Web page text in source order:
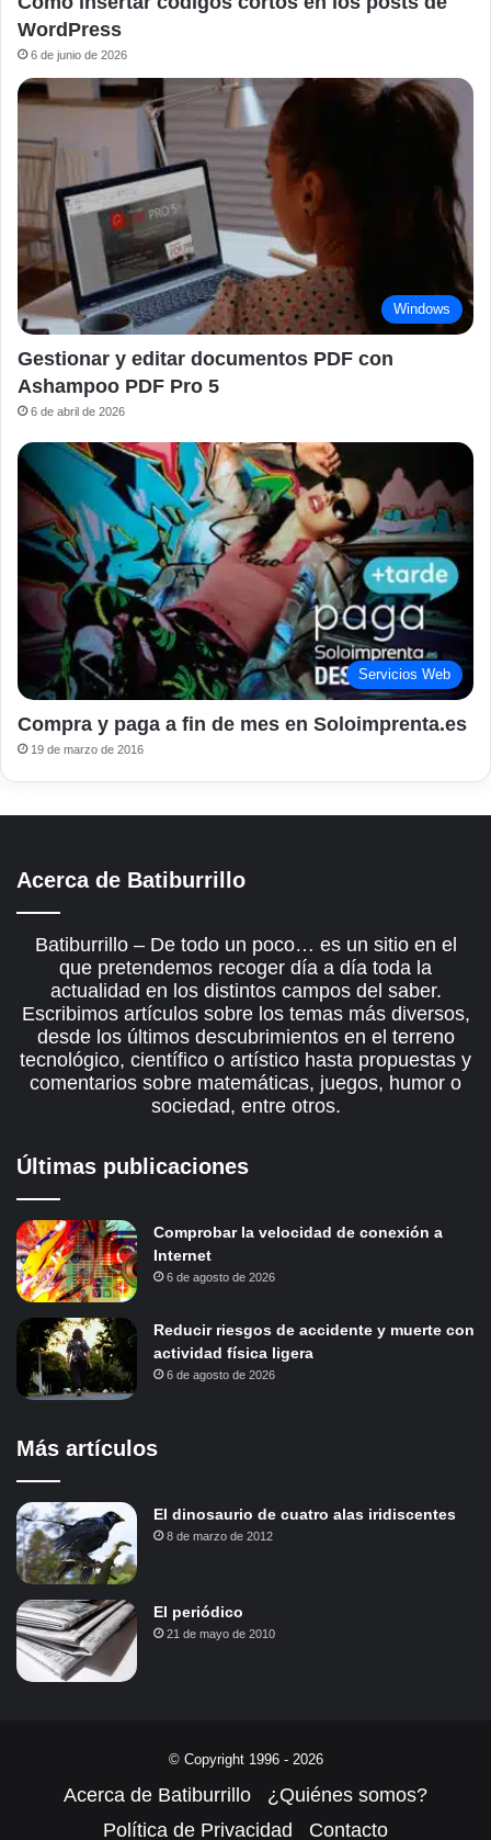
WordPress
6 de junio de 2026
Windows
Gestionar y editar documentos PDF con
Ashampoo PDF Pro 5
6 de abril de 2026
Servicios Web
Compra y paga a fin de mes en Soloimprenta.es
19 de marzo de 2016
Acerca de Batiburrillo
Batiburrillo – De todo un poco… es un sitio en el
que pretendemos recoger día a día toda la
actualidad en los distintos campos del saber.
Escribimos artículos sobre los temas más diversos,
desde los últimos descubrimientos en el terreno
tecnológico, científico o artístico hasta propuestas y
comentarios sobre matemáticas, juegos, humor o
sociedad, entre otros.
Últimas publicaciones
Comprobar la velocidad de conexión a
Internet
6 de agosto de 2026
Reducir riesgos de accidente y muerte con
actividad física ligera
6 de agosto de 2026
Más artículos
El dinosaurio de cuatro alas iridiscentes
8 de marzo de 2012
El periódico
21 de mayo de 2010
© Copyright 1996 - 2026
Acerca de Batiburrillo
¿Quiénes somos?
Política de Privacidad
Contacto